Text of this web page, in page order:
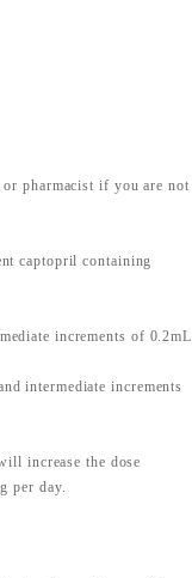
pharmacist if you are not
captopril containing
increments of 0.2mL
intermediate increments
increase the dose
per day.